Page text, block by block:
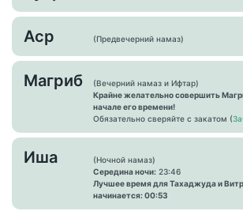
Аср (Предвечерний намаз)
Магриб
(Вечерний намаз и Ифтар)
Крайне желательно совершить
начале его времени!
Обязательно сверяйте с закатом (
Иша
(Ночной намаз)
Середина ночи: 23:46
Лучшее время для Тахаджуда и
начинается: 00:53